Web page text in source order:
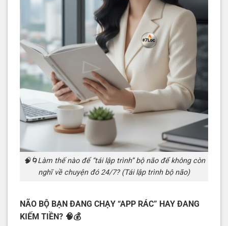
🧠🌀Làm thế nào để “tái lập trình” bộ não để không còn
nghĩ về chuyện đó 24/7? (Tái lập trình bộ não)
NÃO BỘ BẠN ĐANG CHẠY “APP RÁC” HAY ĐANG
KIẾM TIỀN? 🧠💰